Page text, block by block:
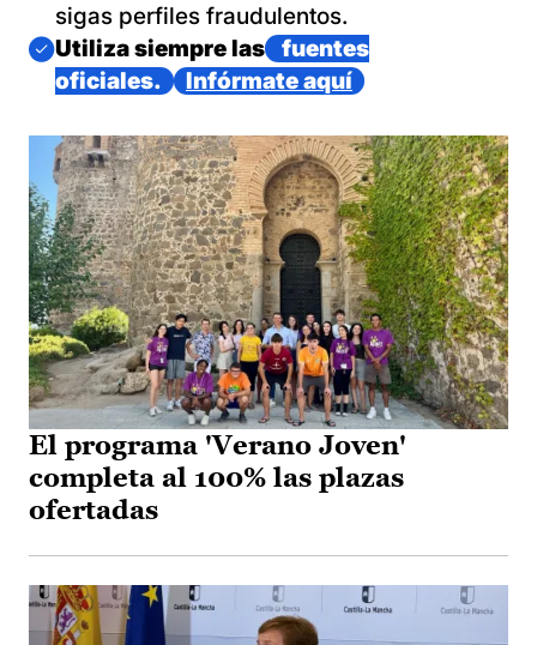
sigas perfiles fraudulentos.
Imagen
Utiliza siempre las
fuentes
oficiales.
Infórmate aquí
El programa 'Verano Joven'
completa al 100% las plazas
ofertadas